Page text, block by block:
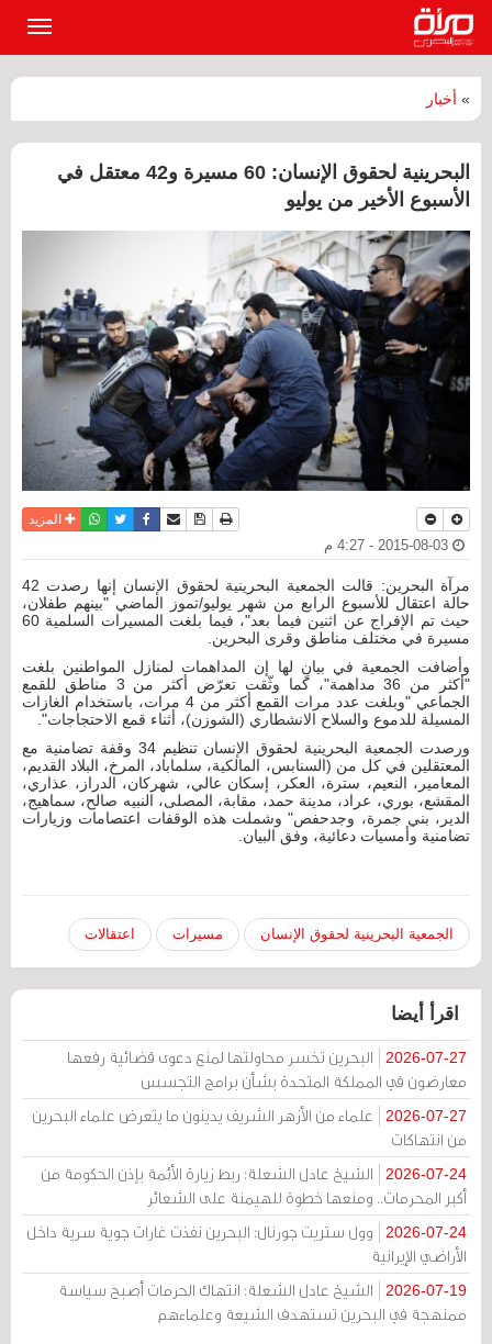
» أخبار
البحرينية لحقوق الإنسان: 60 مسيرة و42 معتقل في
الأسبوع الأخير من يوليو
نسخة للطباعة
حفظ الموضوع
أرسل الى صديق
فيسبوكتويترواتسابالمزيد
مرآة البحرين: قالت الجمعية البحرينية لحقوق الإنسان إنها رصدت 42
حالة اعتقال للأسبوع الرابع من شهر يوليو/تموز الماضي "بينهم طفلان،
حيث تم الإفراج عن اثنين فيما بعد"، فيما بلغت المسيرات السلمية 60
مسيرة في مختلف مناطق وقرى البحرين.
وأضافت الجمعية في بيانٍ لها إن المداهمات لمنازل المواطنين بلغت
"أكثر من 36 مداهمة"، كما وثّقت تعرّض أكثر من 3 مناطق للقمع
الجماعي "وبلغت عدد مرات القمع أكثر من 4 مرات، باستخدام الغازات
المسيلة للدموع والسلاح الانشطاري (الشوزن)، أثناء قمع الاحتجاجات".
ورصدت الجمعية البحرينية لحقوق الإنسان تنظيم 34 وقفة تضامنية مع
المعتقلين في كل من (السنابس، المالكية، سلماباد، المرخ، البلاد القديم،
المعامير، النعيم، سترة، العكر، إسكان عالي، شهركان، الدراز، عذاري،
المقشع، بوري، عراد، مدينة حمد، مقابة، المصلى، النبيه صالح، سماهيج،
الدير، بني جمرة، وجدحفص" وشملت هذه الوقفات اعتصامات وزيارات
تضامنية وأمسيات دعائية، وفق البيان.
الجمعية البحرينية لحقوق الإنسان مسيرات اعتقالات
اقرأ أيضا
2026-07-27
البحرين تخسر محاولتها لمنع دعوى قضائية رفعها
معارضون في المملكة المتحدة بشأن برامج التجسس
2026-07-27
علماء من الأزهر الشريف يدينون ما يتعرض علماء البحرين
من انتهاكات
2026-07-24
الشيخ عادل الشعلة: ربط زيارة الأئمة بإذن الحكومة من
أكبر المحرمات.. ومنعها خطوة للهيمنة على الشعائر
2026-07-24
وول ستريت جورنال: البحرين نفذت غارات جوية سرية داخل
الأراضي الإيرانية
2026-07-19
الشيخ عادل الشعلة: انتهاك الحرمات أصبح سياسة
ممنهجة في البحرين تستهدف الشيعة وعلماءهم